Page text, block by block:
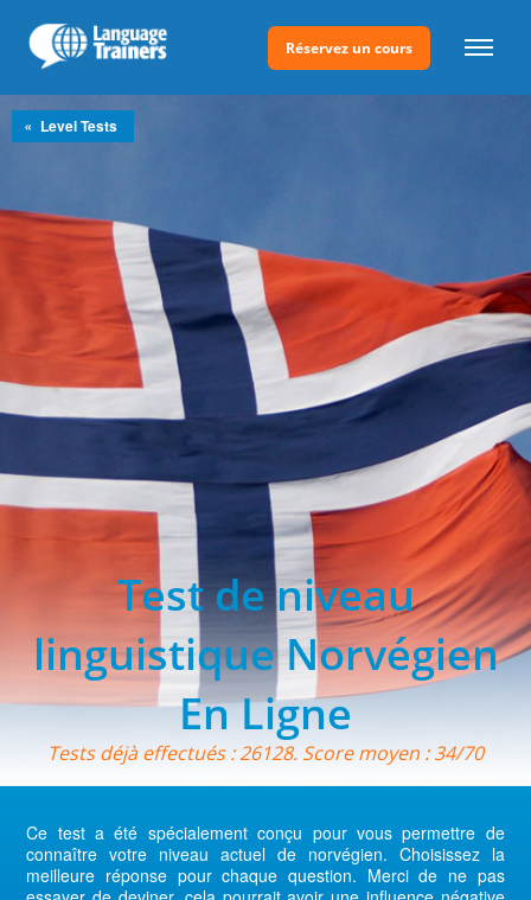
Réservez un cours
Test de niveau
linguistique Norvégien
En Ligne
Tests déjà effectués : 26128. Score moyen : 34/70
» Level Tests
Ce test a été spécialement conçu pour vous permettre de
connaître votre niveau actuel de norvégien. Choisissez la
meilleure réponse pour chaque question. Merci de ne pas